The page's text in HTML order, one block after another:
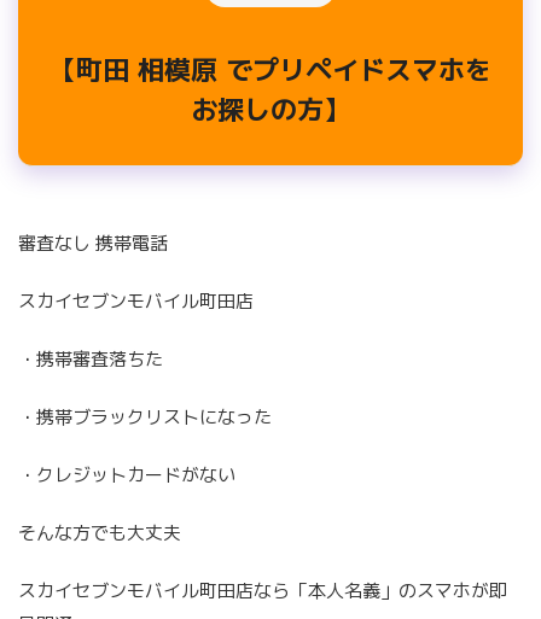
【町田 相模原 でプリペイドスマホを
お探しの方】
審査なし 携帯電話
スカイセブンモバイル町田店
・携帯審査落ちた
・携帯ブラックリストになった
・クレジットカードがない
そんな方でも大丈夫
スカイセブンモバイル町田店なら「本人名義」のスマホが即